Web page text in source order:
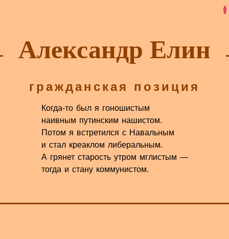
Александр Елин
гражданская позиция
Когда-то был я гоношистым
наивным путинским нашистом.
Потом я встретился с Навальным
и стал креаклом либеральным.
А грянет старость утром мглистым —
тогда и стану коммунистом.